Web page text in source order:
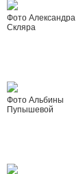
Фото Александра
Скляра
Фото Альбины
Пупышевой